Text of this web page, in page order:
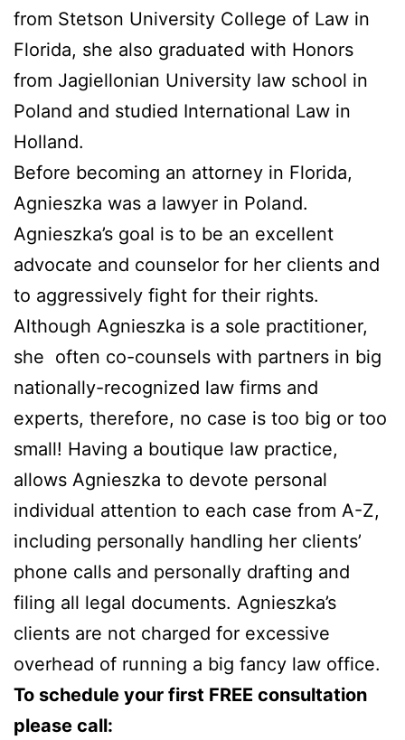
from Stetson University College of Law in
Florida, she also graduated with Honors
from Jagiellonian University law school in
Poland and studied International Law in
Holland.
Before becoming an attorney in Florida,
Agnieszka was a lawyer in Poland.
Agnieszka’s goal is to be an excellent
advocate and counselor for her clients and
to aggressively fight for their rights.
Although Agnieszka is a sole practitioner,
she often co-counsels with partners in big
nationally-recognized law firms and
experts, therefore, no case is too big or too
small! Having a boutique law practice,
allows Agnieszka to devote personal
individual attention to each case from A-Z,
including personally handling her clients’
phone calls and personally drafting and
filing all legal documents. Agnieszka’s
clients are not charged for excessive
overhead of running a big fancy law office.
To schedule your first FREE consultation
please call: